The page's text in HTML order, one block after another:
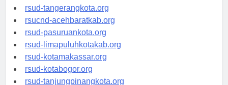
rsud-kotabekasi.org
rsud-tangerangkota.org
rsucnd-acehbaratkab.org
rsud-pasuruankota.org
rsud-limapuluhkotakab.org
rsud-kotamakassar.org
rsud-kotabogor.org